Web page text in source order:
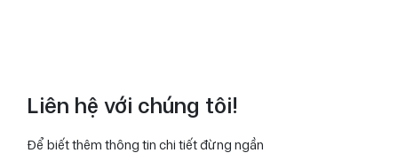
Liên hệ với chúng tôi!
Để biết thêm thông tin chi tiết đừng ngần